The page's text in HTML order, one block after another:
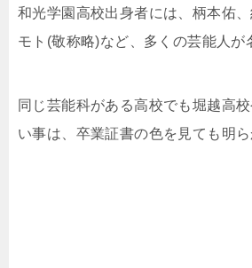
和光学園高校出身者には、柄本佑
モト(敬称略)など、多くの芸能人が
同じ芸能科がある高校でも堀越高
い事は、卒業証書の色を見ても明ら